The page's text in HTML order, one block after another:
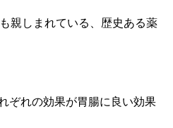
も親しまれている、歴史ある薬
ぞれの効果が胃腸に良い効果